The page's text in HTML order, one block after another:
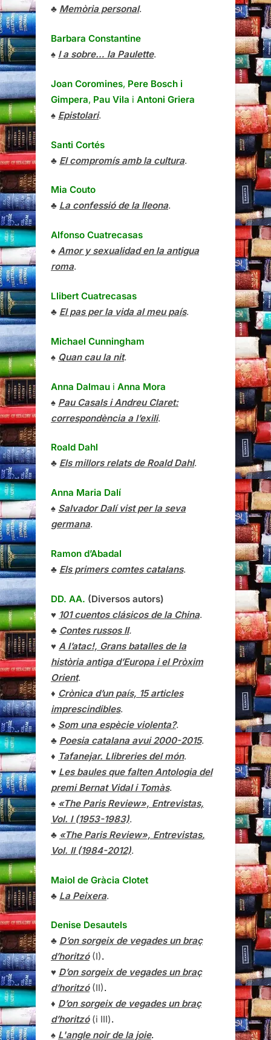
♣ Memòria personal.
Barbara Constantine
♠ I a sobre… la Paulette.
Joan Coromines, Pere Bosch i
Gimpera, Pau Vila i Antoni Griera
♠ Epistolari.
Santi Cortés
♣ El compromís amb la cultura.
Mia Couto
♣ La confessió de la lleona.
Alfonso Cuatrecasas
♠ Amor y sexualidad en la antigua
roma.
Llibert Cuatrecasas
♣ El pas per la vida al meu país.
Michael Cunningham
♠ Quan cau la nit.
Anna Dalmau i Anna Mora
♠ Pau Casals i Andreu Claret:
correspondència a l’exili.
Roald Dahl
♣ Els millors relats de Roald Dahl.
Anna Maria Dalí
♠ Salvador Dalí vist per la seva
germana.
Ramon d’Abadal
♣ Els primers comtes catalans.
DD. AA. (Diversos autors)
♥ 101 cuentos clásicos de la China.
♣ Contes russos II.
♥ A l’atac!, Grans batalles de la
història antiga d’Europa i el Pròxim
Orient.
♦ Crònica d’un país, 15 articles
imprescindibles.
♠ Som una espècie violenta?.
♣ Poesia catalana avui 2000-2015.
♦ Tafanejar. Llibreries del món.
♥ Les baules que falten Antologia del
premi Bernat Vidal i Tomàs.
♠ «The Paris Review», Entrevistas,
Vol. I (1953-1983).
♣ «The Paris Review», Entrevistas,
Vol. II (1984-2012).
Maiol de Gràcia Clotet
♣ La Peixera.
Denise Desautels
♣ D’on sorgeix de vegades un braç
d’horitzó(I).
♥ D’on sorgeix de vegades un braç
d’horitzó(II).
♦ D’on sorgeix de vegades un braç
d’horitzó(i III).
♠ L'angle noir de la joie.